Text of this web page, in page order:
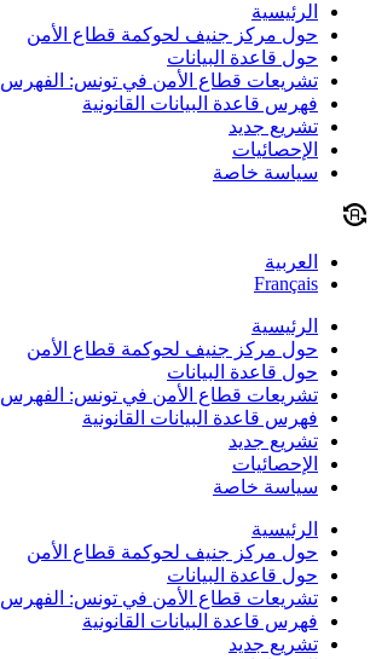
الرئيسية
حول مركز جنيف لحوكمة قطاع الأمن
حول قاعدة البيانات
تشريعات قطاع الأمن في تونس: الفهرس 1956-2011
فهرس قاعدة البيانات القانونية
تشريع جديد
الإحصائيات
سياسة خاصة
العربية
Français
الرئيسية
حول مركز جنيف لحوكمة قطاع الأمن
حول قاعدة البيانات
تشريعات قطاع الأمن في تونس: الفهرس 1956-2011
فهرس قاعدة البيانات القانونية
تشريع جديد
الإحصائيات
سياسة خاصة
الرئيسية
حول مركز جنيف لحوكمة قطاع الأمن
حول قاعدة البيانات
تشريعات قطاع الأمن في تونس: الفهرس 1956-2011
فهرس قاعدة البيانات القانونية
تشريع جديد